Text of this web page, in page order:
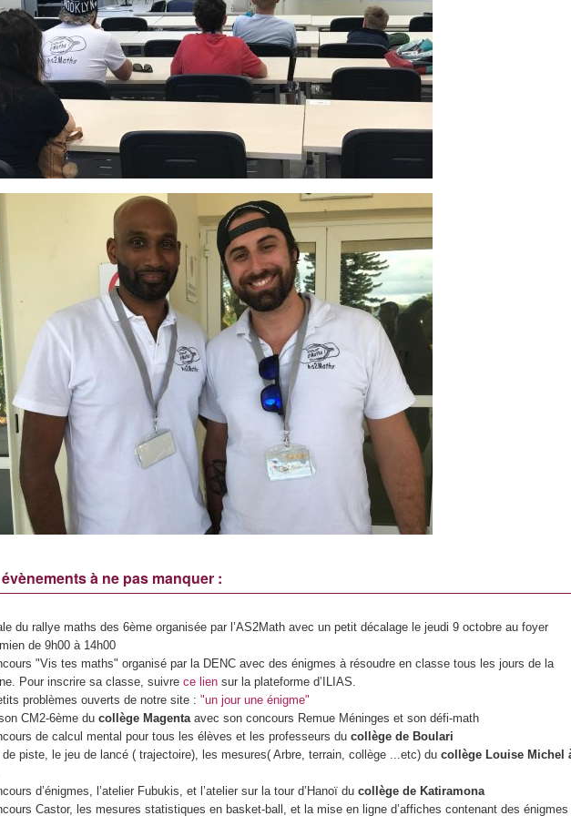
à ne pas manquer :
du rallye maths des 6ème organisée par l’AS2Math avec un petit décalage le jeudi 9 octobre au foyer
de 9h00 à 14h00
"Vis tes maths" organisé par la DENC avec des énigmes à résoudre en classe tous les jours de la
Pour inscrire sa classe, suivre ce liensur la plateforme d’ILIAS.
problèmes ouverts de notre site : "un jour une énigme"
CM2-6ème du collège Magentaavec son concours Remue Méninges et son défi-math
de calcul mental pour tous les élèves et les professeurs du collège de Boulari
de piste, le jeu de lancé ( trajectoire), les mesures( Arbre, terrain, collège ...etc) du collège Louise Michel
d’énigmes, l’atelier Fubukis, et l’atelier sur la tour d’Hanoï du collège de Katiramona
Castor, les mesures statistiques en basket-ball, et la mise en ligne d’affiches contenant des énigmes